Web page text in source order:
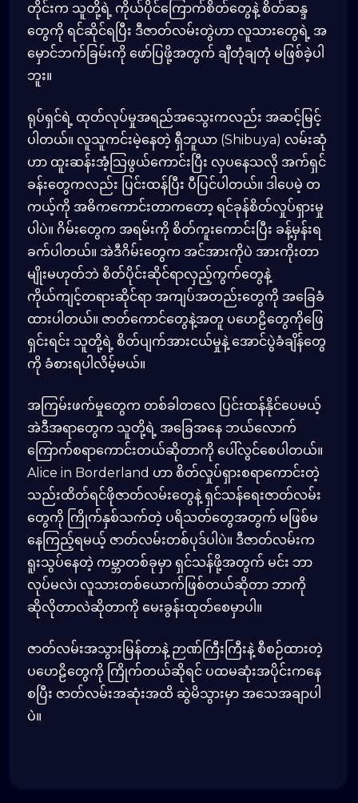
တိုင်းက သူတို့ရဲ့ ကိုယ်ပိုင်ကြောက်စိတ်တွေနဲ့ စိတ်ဆန္ဒ
တွေကို ရင်ဆိုင်ရပြီး ဒီဇာတ်လမ်းတွဲဟာ လူသားတွေရဲ့ အ
မှောင်ဘက်ခြမ်းကို ဖော်ပြဖို့အတွက် ချီတုံချတုံ မဖြစ်ခဲ့ပါ
ဘူး။
ရုပ်ရှင်ရဲ့ ထုတ်လုပ်မှုအရည်အသွေးကလည်း အဆင့်မြင့်
ပါတယ်။ လူသူကင်းမဲ့နေတဲ့ ရှီဘူယာ (Shibuya) လမ်းဆုံ
ဟာ ထူးဆန်းအံ့သြဖွယ်ကောင်းပြီး လှပနေသလို အက်ရှင်
ခန်းတွေကလည်း ပြင်းထန်ပြီး ပီပြင်ပါတယ်။ ဒါပေမဲ့ တ
ကယ့်ကို အဓိကကောင်းတာကတော့ ရင်ခုန်စိတ်လှုပ်ရှားမှု
ပါပဲ။ ဂိမ်းတွေက အရမ်းကို စိတ်ကူးကောင်းပြီး ခန့်မှန်းရ
ခက်ပါတယ်။ အဲဒီဂိမ်းတွေက အင်အားကိုပဲ အားကိုးတာ
မျိုးမဟုတ်ဘဲ စိတ်ပိုင်းဆိုင်ရာလှည့်ကွက်တွေနဲ့
ကိုယ်ကျင့်တရားဆိုင်ရာ အကျပ်အတည်းတွေကို အခြေခံ
ထားပါတယ်။ ဇာတ်ကောင်တွေနဲ့အတူ ပဟေဠိတွေကိုဖြေ
ရှင်းရင်း သူတို့ရဲ့ စိတ်ပျက်အားငယ်မှုနဲ့ အောင်ပွဲခံချိန်တွေ
ကို ခံစားရပါလိမ့်မယ်။
အကြမ်းဖက်မှုတွေက တစ်ခါတလေ ပြင်းထန်နိုင်ပေမယ့်
အဲဒီအရာတွေက သူတို့ရဲ့ အခြေအနေ ဘယ်လောက်
ကြောက်စရာကောင်းတယ်ဆိုတာကို ပေါ်လွင်စေပါတယ်။
Alice in Borderland ဟာ စိတ်လှုပ်ရှားစရာကောင်းတဲ့
သည်းထိတ်ရင်ဖိုဇာတ်လမ်းတွေနဲ့ ရှင်သန်ရေးဇာတ်လမ်း
တွေကို ကြိုက်နှစ်သက်တဲ့ ပရိသတ်တွေအတွက် မဖြစ်မ
နေကြည့်ရမယ့် ဇာတ်လမ်းတစ်ပုဒ်ပါပဲ။ ဒီဇာတ်လမ်းက
ရူးသွပ်နေတဲ့ ကမ္ဘာတစ်ခုမှာ ရှင်သန်ဖို့အတွက် မင်း ဘာ
လုပ်မလဲ၊ လူသားတစ်ယောက်ဖြစ်တယ်ဆိုတာ ဘာကို
ဆိုလိုတာလဲဆိုတာကို မေးခွန်းထုတ်စေမှာပါ။
ဇာတ်လမ်းအသွားမြန်တာနဲ့ ဉာဏ်ကြီးကြီးနဲ့ စီစဉ်ထားတဲ့
ပဟေဠိတွေကို ကြိုက်တယ်ဆိုရင် ပထမဆုံးအပိုင်းကနေ
စပြီး ဇာတ်လမ်းအဆုံးအထိ ဆွဲမိသွားမှာ အသေအချာပါ
ပဲ။